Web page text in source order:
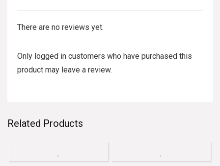
There are no reviews yet.
Only logged in customers who have purchased this
product may leave a review.
Related Products